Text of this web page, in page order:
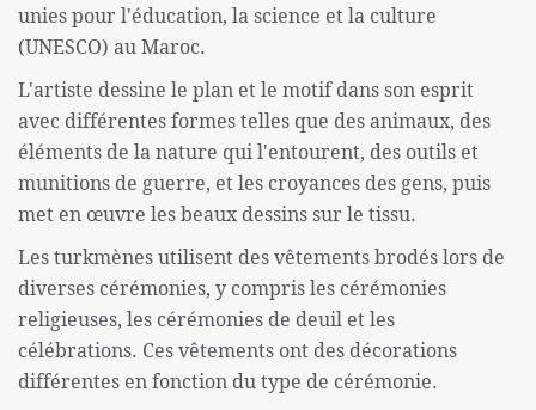
unies pour l'éducation, la science et la culture
(UNESCO) au Maroc.
L'artiste dessine le plan et le motif dans son esprit
avec différentes formes telles que des animaux, des
éléments de la nature qui l'entourent, des outils et
munitions de guerre, et les croyances des gens, puis
met en œuvre les beaux dessins sur le tissu.
Les turkmènes utilisent des vêtements brodés lors de
diverses cérémonies, y compris les cérémonies
religieuses, les cérémonies de deuil et les
célébrations. Ces vêtements ont des décorations
différentes en fonction du type de cérémonie.